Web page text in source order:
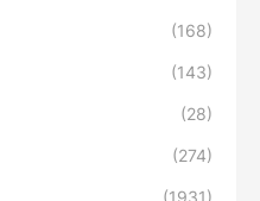
(168)
(143)
(28)
(274)